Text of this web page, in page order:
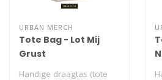
URBAN MERCH
Tote Bag - Lot Mij
Grust
Handige draagtas (tote